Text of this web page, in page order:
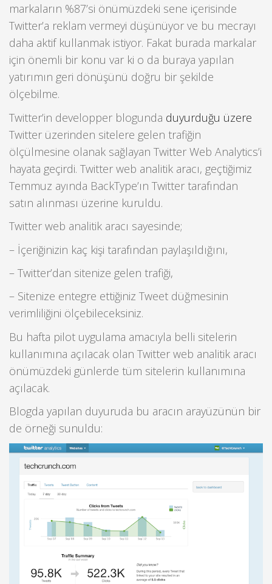
markaların %87’si önümüzdeki sene içerisinde
Twitter’a reklam vermeyi düşünüyor ve bu mecrayı
daha aktif kullanmak istiyor. Fakat burada markalar
için önemli bir konu var ki o da buraya yapılan
yatırımın geri dönüşünü doğru bir şekilde
ölçebilme.
Twitter’in developper blogunda duyurduğu üzere
Twitter üzerinden sitelere gelen trafiğin
ölçülmesine olanak sağlayan Twitter Web Analytics’i
hayata geçirdi. Twitter web analitik aracı, geçtiğimiz
Temmuz ayında BackType’ın Twitter tarafından
satın alınması üzerine kuruldu.
Twitter web analitik aracı sayesinde;
– İçeriğinizin kaç kişi tarafından paylaşıldığını,
– Twitter’dan sitenize gelen trafiği,
– Sitenize entegre ettiğiniz Tweet düğmesinin
verimliliğini ölçebileceksiniz.
Bu hafta pilot uygulama amacıyla belli sitelerin
kullanımına açılacak olan Twitter web analitik aracı
önümüzdeki günlerde tüm sitelerin kullanımına
açılacak.
Blogda yapılan duyuruda bu aracın arayüzünün bir
de örneği sunuldu: